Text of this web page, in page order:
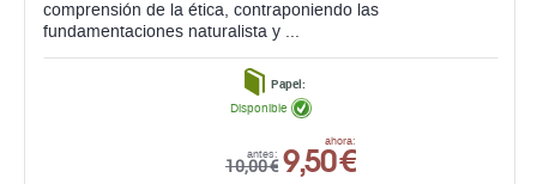
comprensión de la ética, contraponiendo las
fundamentaciones naturalista y ...
Papel:
antes:
10,00 €
ahora:
9,50 €
Disponible